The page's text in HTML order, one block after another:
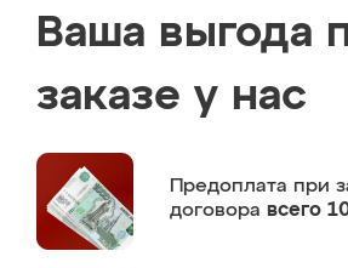
Ваша выгода
заказе у нас
Предоплата при
договора всего